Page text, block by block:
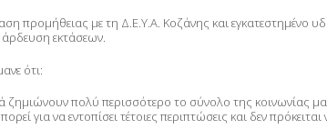
προμήθειας με τη Δ.Ε.Υ.Α. Κοζάνης και εγκατεστημένο
εκτάσεων.
ότι:
πολύ περισσότερο το σύνολο της κοινωνίας
για να εντοπίσει τέτοιες περιπτώσεις και δεν